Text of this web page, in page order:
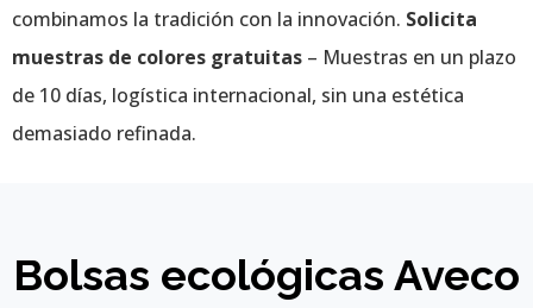
combinamos la tradición con la innovación. Solicita
muestras de colores gratuitas – Muestras en un plazo
de 10 días, logística internacional, sin una estética
demasiado refinada.
Bolsas ecológicas Aveco